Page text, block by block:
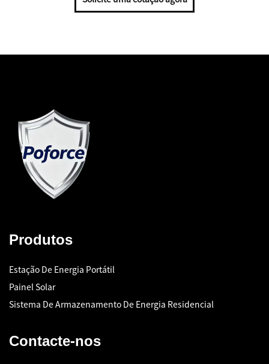
Produtos
Estação De Energia Portátil
Painel Solar
Sistema De Armazenamento De Energia Residencial
Contacte-nos